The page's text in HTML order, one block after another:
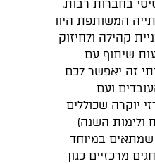
בחברות רבות.
המשותפת היוו
קהילה ולחיזוק
שיתוף עם
זה יאפשר לכם
ועם
יוקרה שכוללים
השנה)
שמתאים במיוחד
מרכזיים כגון